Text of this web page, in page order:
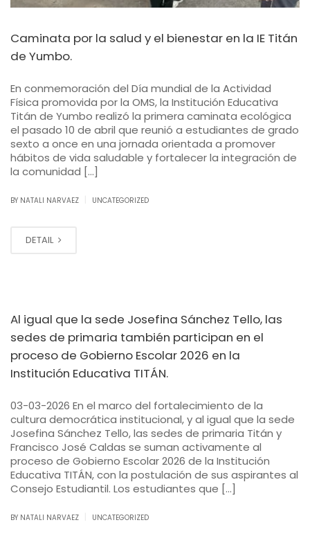
Caminata por la salud y el bienestar en la IE Titán
de Yumbo.
En conmemoración del Día mundial de la Actividad
Física promovida por la OMS, la Institución Educativa
Titán de Yumbo realizó la primera caminata ecológica
el pasado 10 de abril que reunió a estudiantes de grado
sexto a once en una jornada orientada a promover
hábitos de vida saludable y fortalecer la integración de
la comunidad […]
BY NATALI NARVAEZ UNCATEGORIZED
DETAIL
Al igual que la sede Josefina Sánchez Tello, las
sedes de primaria también participan en el
proceso de Gobierno Escolar 2026 en la
Institución Educativa TITÁN.
03-03-2026 En el marco del fortalecimiento de la
cultura democrática institucional, y al igual que la sede
Josefina Sánchez Tello, las sedes de primaria Titán y
Francisco José Caldas se suman activamente al
proceso de Gobierno Escolar 2026 de la Institución
Educativa TITÁN, con la postulación de sus aspirantes al
Consejo Estudiantil. Los estudiantes que […]
BY NATALI NARVAEZ UNCATEGORIZED